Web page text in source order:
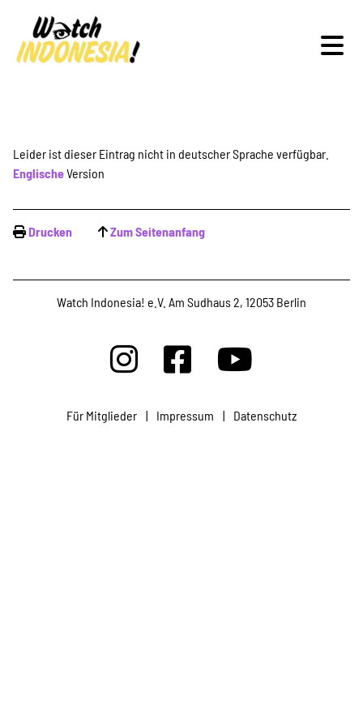
Schwerpunkte
Veranstaltungen
Publikationen
Projekte
Leider ist dieser Eintrag nicht in deutscher Sprache verfügbar.
EnglischeVersion
Drucken Zum Seitenanfang
Watch Indonesia! e.V. Am Sudhaus 2, 12053 Berlin
Für Mitglieder | Impressum | Datenschutz